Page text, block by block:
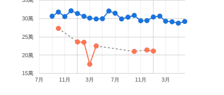
7月 11月 3月 7月 11月 3月
15萬
20萬
25萬
30萬